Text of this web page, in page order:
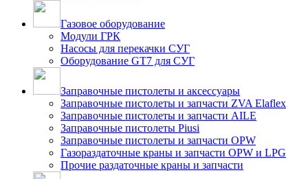
Газовое оборудование
Модули ГРК
Насосы для перекачки СУГ
Оборудование GT7 для СУГ
Заправочные пистолеты и аксессуары
Заправочные пистолеты и запчасти ZVA Elaflex
Заправочные пистолеты и запчасти AILE
Заправочные пистолеты Piusi
Заправочные пистолеты и запчасти OPW
Газораздаточные краны и запчасти OPW и LPG
Прочие раздаточные краны и запчасти